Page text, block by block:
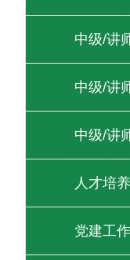
中级/讲
中级/讲
中级/讲
人才培养
党建工作